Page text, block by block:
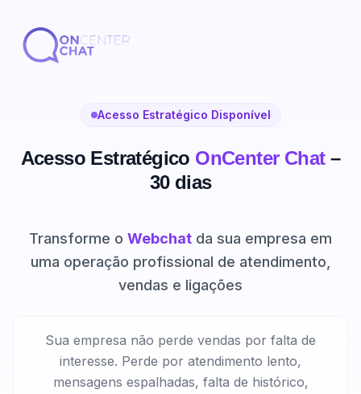
Acesso Estratégico Disponível
Acesso Estratégico OnCenter Chat–
30 dias
Transforme o Webchat da sua empresa em
uma operação profissional de atendimento,
vendas e ligações
Sua empresa não perde vendas por falta de
interesse. Perde por atendimento lento,
mensagens espalhadas, falta de histórico,